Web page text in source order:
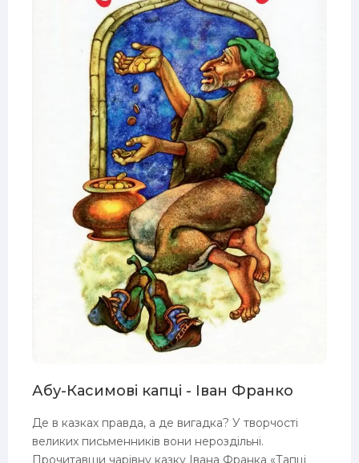
Абу-Касимові капці - Іван Франко
Де в казках правда, а де вигадка? У творчості
великих письменників вони нероздільні.
Прочитавши чарівну казку Івана Франка «Тапці